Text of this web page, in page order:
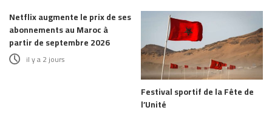
Netflix augmente le prix de ses
abonnements au Maroc à
partir de septembre 2026
il y a 2 jours
Festival sportif de la Fête de
l’Unité